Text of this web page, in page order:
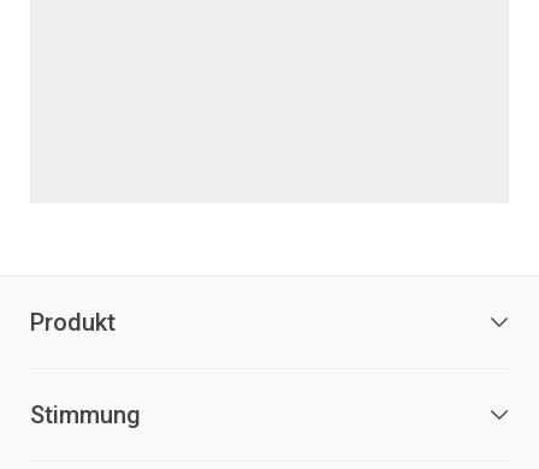
Produkt
Stimmung